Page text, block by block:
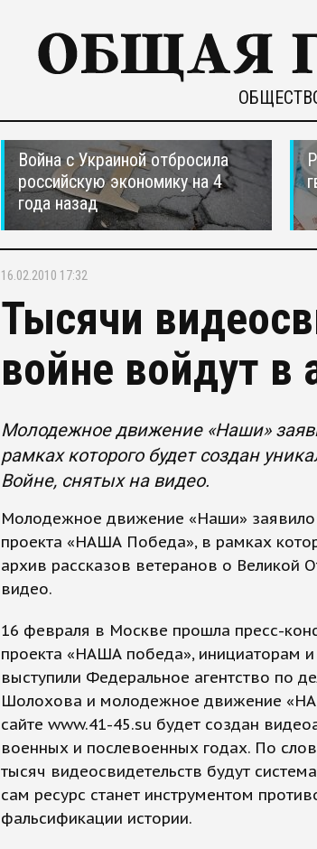
Война с Украиной отбросила
российскую экономику на 4
года назад
16.02.2010 17:32
Тысячи
войне войдут
Молодежное движение «Наши»
рамках которого будет создан
Войне, снятых на видео.
Молодежное движение «Наши» заявило
проекта «НАША Победа», в рамках
архив рассказов ветеранов о Великой
видео.
16 февраля в Москве прошла пресс-
проекта «НАША победа», инициаторам и
выступили Федеральное агентство по
Шолохова и молодежное движение
сайте www.41-45.su будет создан
военных и послевоенных годах. По
тысяч видеосвидетельств будут
сам ресурс станет инструментом
фальсификации истории.